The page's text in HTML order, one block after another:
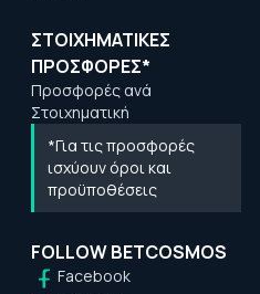
ΣΤΟΙΧΗΜΑΤΙΚΕΣ
ΠΡΟΣΦΟΡΕΣ*
Προσφορές ανά
Στοιχηματική
*Για τις προσφορές
ισχύουν όροι και
προϋποθέσεις
FOLLOW BETCOSMOS
Facebook